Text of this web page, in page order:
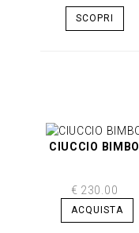
SCOPRI
CIUCCIO BIMBO
€ 230.00
ACQUISTA